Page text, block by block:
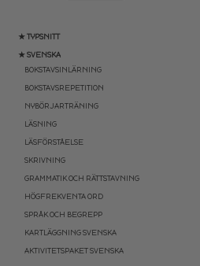
★ TYPSNITT
★ SVENSKA
BOKSTAVSINLÄRNING
BOKSTAVSREPETITION
NYBÖRJARTRÄNING
LÄSNING
LÄSFÖRSTÅELSE
SKRIVNING
GRAMMATIK OCH RÄTTSTAVNING
HÖGFREKVENTA ORD
SPRÅK OCH BEGREPP
KARTLÄGGNING SVENSKA
AKTIVITETSPAKET SVENSKA